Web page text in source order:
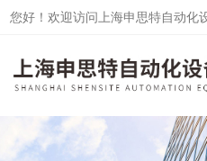
您好！欢迎访问上海申思特自动化